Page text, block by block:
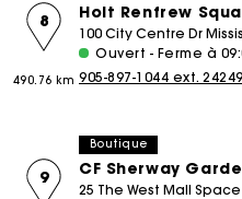
Holt Renfrew
8
490.76 km
100 City Centre Dr
Ouvert - Ferme à
905-897-1044 ext. 24249
Boutique
CF Sherway
9
25 The West Mall